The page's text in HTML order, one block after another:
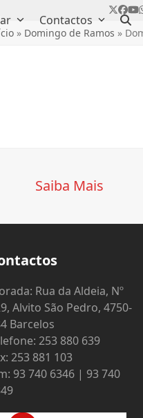
Contactos
» Domingo de Ramos »
Saiba Mais
Rua da Aldeia, Nº
Alvito São Pedro, 4750-
Barcelos
253 880 639
253 881 103
93 740 6346 | 93 740